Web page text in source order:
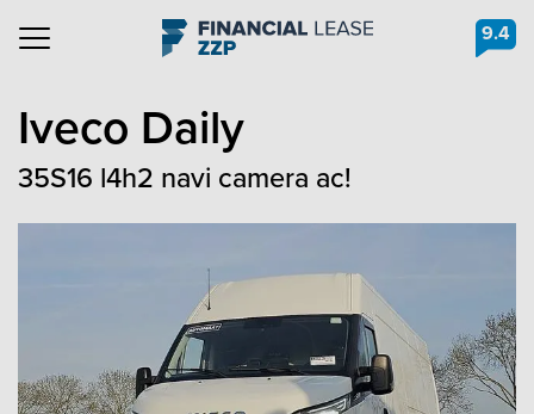
Navigation 9.4
Iveco Daily
35S16 l4h2 navi camera ac!